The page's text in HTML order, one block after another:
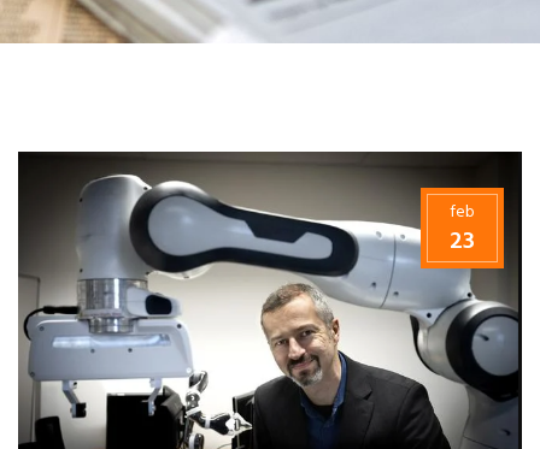
feb
23